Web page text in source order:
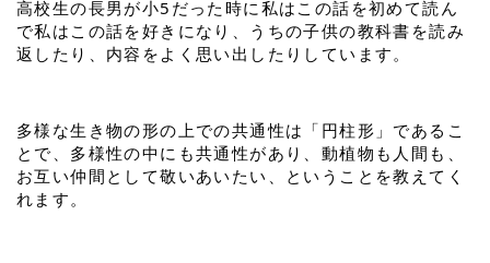
高校生の長男が小5だった時に私はこの話を初めて読ん
で私はこの話を好きになり、うちの子供の教科書を読み
返したり、内容をよく思い出したりしています。
多様な生き物の形の上での共通性は「円柱形」であるこ
とで、多様性の中にも共通性があり、動植物も人間も、
お互い仲間として敬いあいたい、ということを教えてく
れます。